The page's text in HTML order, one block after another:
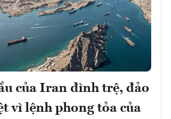
của Iran đình trệ, đảo
vì lệnh phong tỏa của